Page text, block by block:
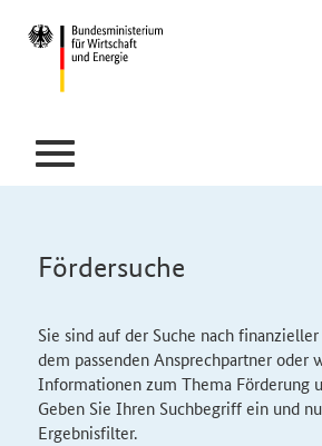
Fördersuche
Sie sind auf der Suche nach
dem passenden Ansprechpartner oder
Informationen zum Thema Förderung
Geben Sie Ihren Suchbegriff ein und
Ergebnisfilter.